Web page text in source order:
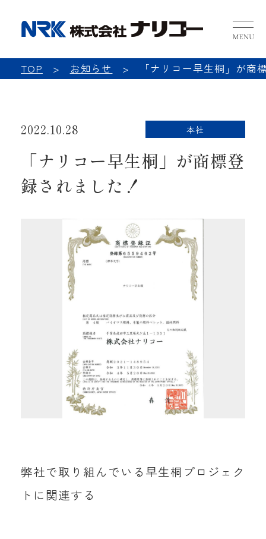
NRK
TOP お知らせ 「ナリコー早生桐」が商
2022.10.28 本社
「ナリコー早生桐」が商標登
録されました！
弊社で取り組んでいる早生桐プロジェク
トに関連する